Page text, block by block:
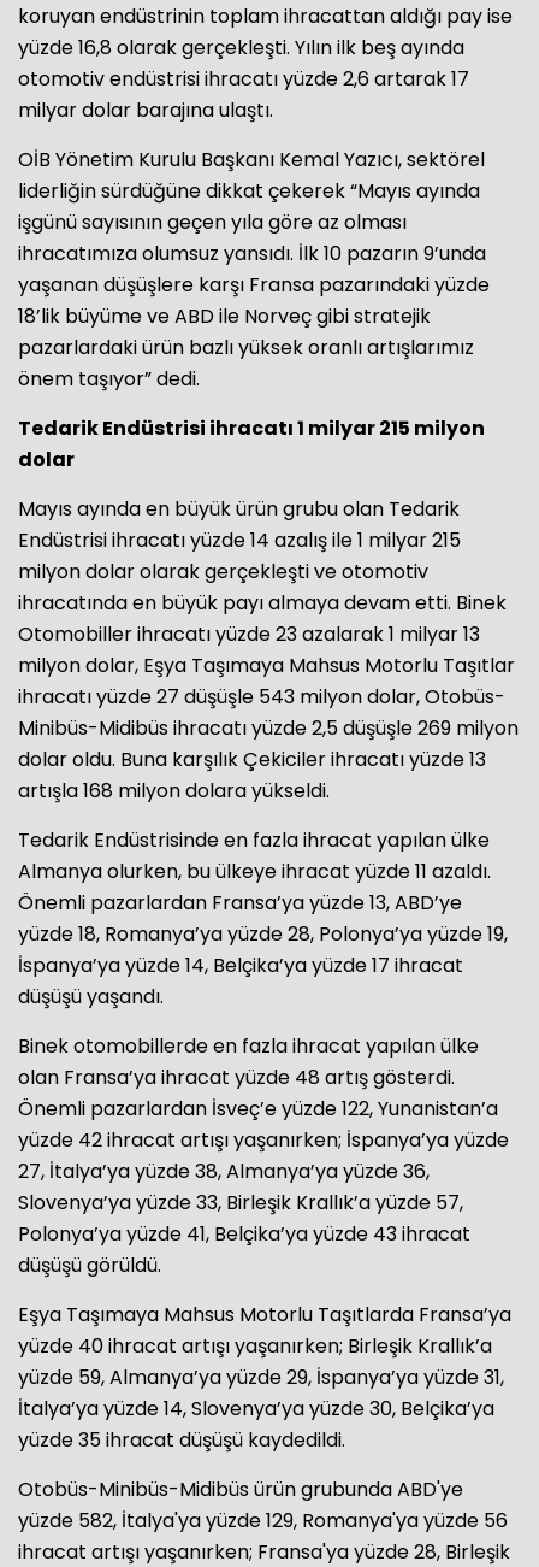
koruyan endüstrinin toplam ihracattan aldığı pay ise
yüzde 16,8 olarak gerçekleşti. Yılın ilk beş ayında
otomotiv endüstrisi ihracatı yüzde 2,6 artarak 17
milyar dolar barajına ulaştı.
OİB Yönetim Kurulu Başkanı Kemal Yazıcı, sektörel
liderliğin sürdüğüne dikkat çekerek “Mayıs ayında
işgünü sayısının geçen yıla göre az olması
ihracatımıza olumsuz yansıdı. İlk 10 pazarın 9’unda
yaşanan düşüşlere karşı Fransa pazarındaki yüzde
18’lik büyüme ve ABD ile Norveç gibi stratejik
pazarlardaki ürün bazlı yüksek oranlı artışlarımız
önem taşıyor” dedi.
Tedarik Endüstrisi ihracatı 1 milyar 215 milyon
dolar
Mayıs ayında en büyük ürün grubu olan Tedarik
Endüstrisi ihracatı yüzde 14 azalış ile 1 milyar 215
milyon dolar olarak gerçekleşti ve otomotiv
ihracatında en büyük payı almaya devam etti. Binek
Otomobiller ihracatı yüzde 23 azalarak 1 milyar 13
milyon dolar, Eşya Taşımaya Mahsus Motorlu Taşıtlar
ihracatı yüzde 27 düşüşle 543 milyon dolar, Otobüs-
Minibüs-Midibüs ihracatı yüzde 2,5 düşüşle 269 milyon
dolar oldu. Buna karşılık Çekiciler ihracatı yüzde 13
artışla 168 milyon dolara yükseldi.
Tedarik Endüstrisinde en fazla ihracat yapılan ülke
Almanya olurken, bu ülkeye ihracat yüzde 11 azaldı.
Önemli pazarlardan Fransa’ya yüzde 13, ABD’ye
yüzde 18, Romanya’ya yüzde 28, Polonya’ya yüzde 19,
İspanya’ya yüzde 14, Belçika’ya yüzde 17 ihracat
düşüşü yaşandı.
Binek otomobillerde en fazla ihracat yapılan ülke
olan Fransa’ya ihracat yüzde 48 artış gösterdi.
Önemli pazarlardan İsveç’e yüzde 122, Yunanistan’a
yüzde 42 ihracat artışı yaşanırken; İspanya’ya yüzde
27, İtalya’ya yüzde 38, Almanya’ya yüzde 36,
Slovenya’ya yüzde 33, Birleşik Krallık’a yüzde 57,
Polonya’ya yüzde 41, Belçika’ya yüzde 43 ihracat
düşüşü görüldü.
Eşya Taşımaya Mahsus Motorlu Taşıtlarda Fransa’ya
yüzde 40 ihracat artışı yaşanırken; Birleşik Krallık’a
yüzde 59, Almanya’ya yüzde 29, İspanya’ya yüzde 31,
İtalya’ya yüzde 14, Slovenya’ya yüzde 30, Belçika’ya
yüzde 35 ihracat düşüşü kaydedildi.
Otobüs-Minibüs-Midibüs ürün grubunda ABD'ye
yüzde 582, İtalya'ya yüzde 129, Romanya'ya yüzde 56
ihracat artışı yaşanırken; Fransa'ya yüzde 28, Birleşik